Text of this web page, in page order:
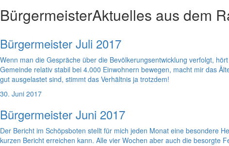
BürgermeisterAktuelles aus dem
Bürgermeister Juli 2017
Wenn man die Gespräche über die Bevölkerungsentwicklung verfolgt,
Gemeinde relativ stabil bei 4.000 Einwohnern bewegen, macht mir das
gut ausgelastet sind, stimmt das Verhältnis ja trotzdem!
30. Juni 2017
Bürgermeister Juni 2017
Der Bericht im Schöpsboten stellt für mich jeden Monat eine besondere
kurzen Bericht erreichen kann. Alle vier Wochen aber auch die besorgte